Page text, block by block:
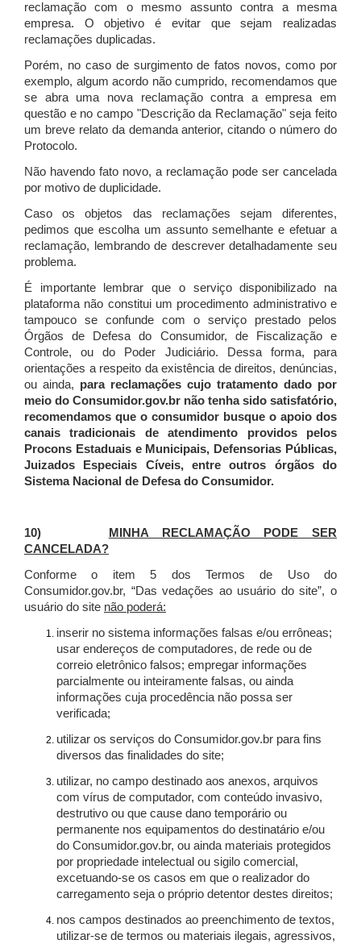
reclamação com o mesmo assunto contra a mesma
empresa. O objetivo é evitar que sejam realizadas
reclamações duplicadas.
Porém, no caso de surgimento de fatos novos, como por
exemplo, algum acordo não cumprido, recomendamos que
se abra uma nova reclamação contra a empresa em
questão e no campo "Descrição da Reclamação" seja feito
um breve relato da demanda anterior, citando o número do
Protocolo.
Não havendo fato novo, a reclamação pode ser cancelada
por motivo de duplicidade.
Caso os objetos das reclamações sejam diferentes,
pedimos que escolha um assunto semelhante e efetuar a
reclamação, lembrando de descrever detalhadamente seu
problema.
É importante lembrar que o serviço disponibilizado na
plataforma não constitui um procedimento administrativo e
tampouco se confunde com o serviço prestado pelos
Órgãos de Defesa do Consumidor, de Fiscalização e
Controle, ou do Poder Judiciário. Dessa forma, para
orientações a respeito da existência de direitos, denúncias,
ou ainda, para reclamações cujo tratamento dado por
meio do Consumidor.gov.br não tenha sido satisfatório,
recomendamos que o consumidor busque o apoio dos
canais tradicionais de atendimento providos pelos
Procons Estaduais e Municipais, Defensorias Públicas,
Juizados Especiais Cíveis, entre outros órgãos do
Sistema Nacional de Defesa do Consumidor.
10)
MINHA RECLAMAÇÃO PODE SER
CANCELADA?
Conforme o item 5 dos Termos de Uso do
Consumidor.gov.br, “Das vedações ao usuário do site”, o
usuário do site não poderá:
inserir no sistema informações falsas e/ou errôneas;
usar endereços de computadores, de rede ou de
correio eletrônico falsos; empregar informações
parcialmente ou inteiramente falsas, ou ainda
informações cuja procedência não possa ser
verificada;
utilizar os serviços do Consumidor.gov.br para fins
diversos das finalidades do site;
utilizar, no campo destinado aos anexos, arquivos
com vírus de computador, com conteúdo invasivo,
destrutivo ou que cause dano temporário ou
permanente nos equipamentos do destinatário e/ou
do Consumidor.gov.br, ou ainda materiais protegidos
por propriedade intelectual ou sigilo comercial,
excetuando-se os casos em que o realizador do
carregamento seja o próprio detentor destes direitos;
nos campos destinados ao preenchimento de textos,
utilizar-se de termos ou materiais ilegais, agressivos,